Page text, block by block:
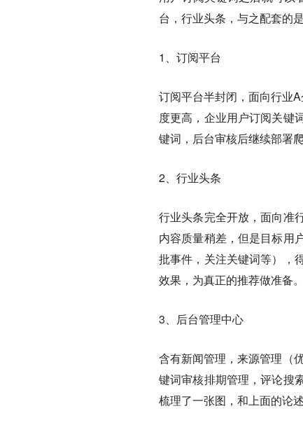
台，行业头条，与之配套的
1、订阅平台
订阅平台半封闭，面向行业
度更高，企业用户订阅关键
键词，后台审核后继续部署
2、行业头条
行业头条完全开放，面向准
内容质量稍差，但是目标用
批事件，关注关键词等），
效果，为真正的推荐做准备。
3、后台管理中心
含有新闻管理，来源管理（
键词审核排期管理，评论搜
梳理了一张图，和上面的论